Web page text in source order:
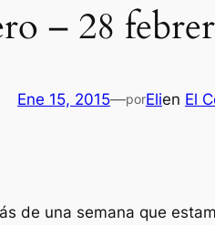
– 28
Ene 15, 2015—porElien El
de una semana que